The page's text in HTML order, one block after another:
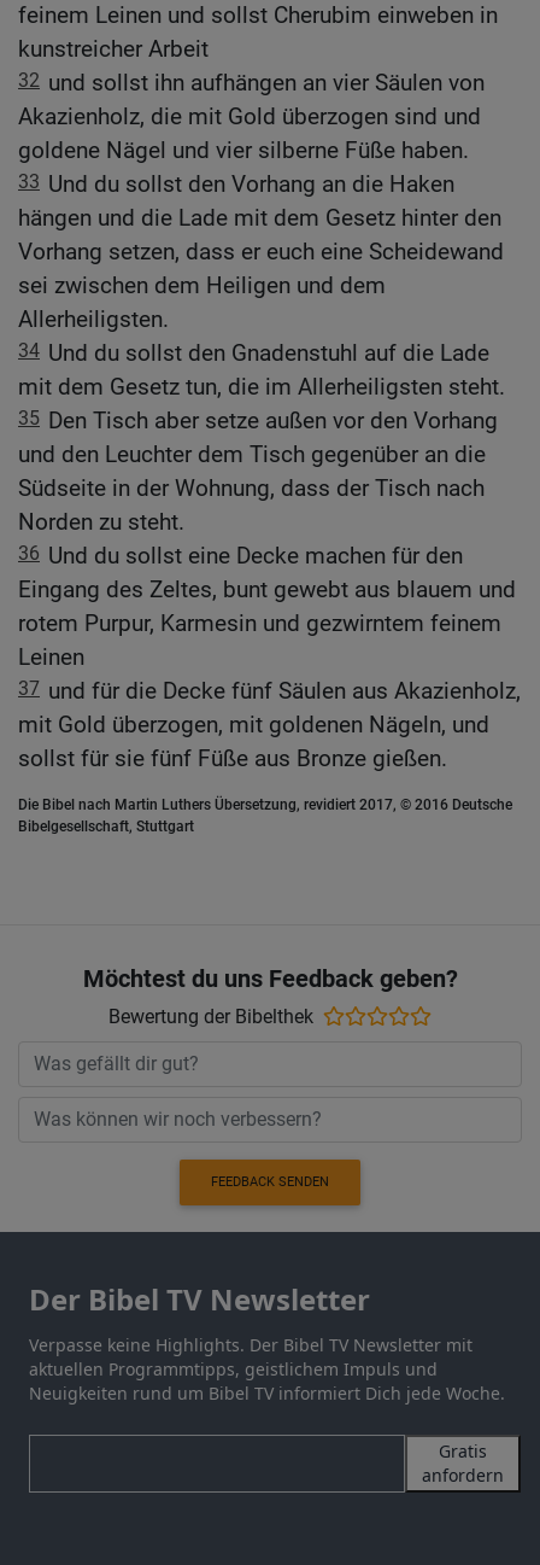
feinem Leinen und sollst Cherubim einweben in
kunstreicher Arbeit
32 und sollst ihn aufhängen an vier Säulen von
Akazienholz, die mit Gold überzogen sind und
goldene Nägel und vier silberne Füße haben.
33 Und du sollst den Vorhang an die Haken
hängen und die Lade mit dem Gesetz hinter den
Vorhang setzen, dass er euch eine Scheidewand
sei zwischen dem Heiligen und dem
Allerheiligsten.
34 Und du sollst den Gnadenstuhl auf die Lade
mit dem Gesetz tun, die im Allerheiligsten steht.
35 Den Tisch aber setze außen vor den Vorhang
und den Leuchter dem Tisch gegenüber an die
Südseite in der Wohnung, dass der Tisch nach
Norden zu steht.
36 Und du sollst eine Decke machen für den
Eingang des Zeltes, bunt gewebt aus blauem und
rotem Purpur, Karmesin und gezwirntem feinem
Leinen
37 und für die Decke fünf Säulen aus Akazienholz,
mit Gold überzogen, mit goldenen Nägeln, und
sollst für sie fünf Füße aus Bronze gießen.
Die Bibel nach Martin Luthers Übersetzung, revidiert 2017, © 2016 Deutsche
Bibelgesellschaft, Stuttgart
Möchtest du uns Feedback geben?
Bewertung der Bibelthek
FEEDBACK SENDEN
Der Bibel TV Newsletter
Verpasse keine Highlights. Der Bibel TV Newsletter mit
aktuellen Programmtipps, geistlichem Impuls und
Neuigkeiten rund um Bibel TV informiert Dich jede Woche.
Gratis
anfordern